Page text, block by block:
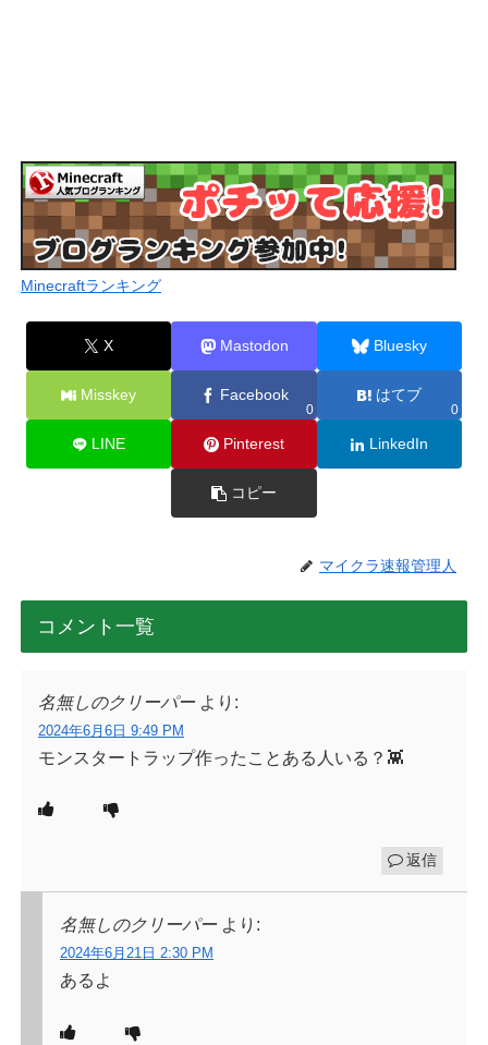
Minecraftランキング
X Mastodon Bluesky
Misskey Facebook
0
はてブ
0
LINE Pinterest LinkedIn
コピー
マイクラ速報管理人
コメント一覧
名無しのクリーパー より:
2024年6月6日 9:49 PM
モンスタートラップ作ったことある人いる？👾
返信
名無しのクリーパー より:
2024年6月21日 2:30 PM
あるよ